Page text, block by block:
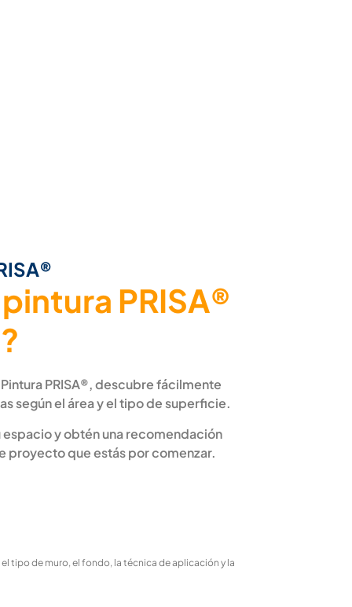
PRISA®
PRISA®, descubre fácilmente
según el área y el tipo de superficie.
espacio y obtén una recomendación
proyecto que estás por comenzar.
tipo de muro, el fondo, la técnica de aplicación y la